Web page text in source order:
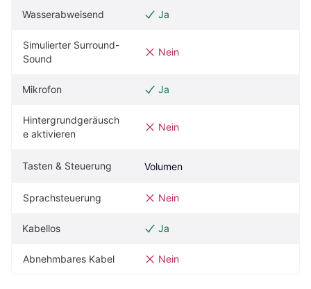
Wasserabweisend Ja
Simulierter Surround-
Sound
Nein
Mikrofon Ja
Hintergrundgeräusch
e aktivieren
Nein
Tasten & Steuerung Volumen
Sprachsteuerung Nein
Kabellos Ja
Abnehmbares Kabel Nein